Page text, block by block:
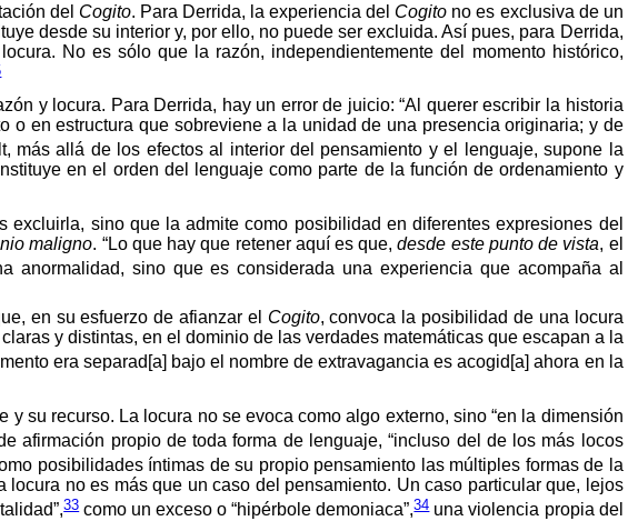
del Cogito. Para Derrida, la experiencia del Cogito no es exclusiva de un
desde su interior y, por ello, no puede ser excluida. Así pues, para Derrida,
No es sólo que la razón, independientemente del momento histórico,
y locura. Para Derrida, hay un error de juicio: “Al querer escribir la historia
en estructura que sobreviene a la unidad de una presencia originaria; y de
más allá de los efectos al interior del pensamiento y el lenguaje, supone la
en el orden del lenguaje como parte de la función de ordenamiento y
sino que la admite como posibilidad en diferentes expresiones del
maligno. “Lo que hay que retener aquí es que,desde este punto de vista, el
anormalidad, sino que es considerada una experiencia que acompaña al
en su esfuerzo de afianzar el Cogito, convoca la posibilidad de una locura
y distintas, en el dominio de las verdades matemáticas que escapan a la
era separad[a] bajo el nombre de extravagancia es acogid[a] ahora en la
su recurso. La locura no se evoca como algo externo, sino “en la dimensión
afirmación propio de toda forma de lenguaje, “incluso del de los más locos
posibilidades íntimas de su propio pensamiento las múltiples formas de la
no es más que un caso del pensamiento. Un caso particular que, lejos
33como un exceso o “hipérbole demoniaca”,34una violencia propia del